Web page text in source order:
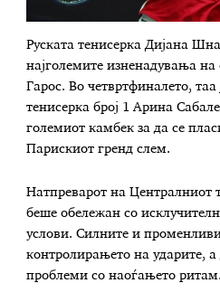
Руската тенисерка Дијана
најголемите изненадувања
Гарос. Во четвртфиналето, таа
тенисерка број 1 Арина
големиот камбек за да се
Парискиот гренд слем.
Натпреварот на Централниот
беше обележан со
услови. Силните и
контролирањето на ударите,
проблеми со наоѓањето ритам.